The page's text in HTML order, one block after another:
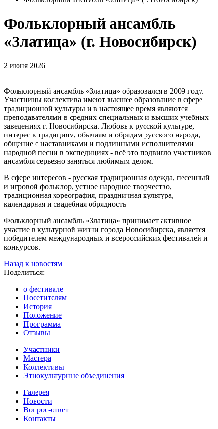
Фольклорный ансамбль
«Златица» (г. Новосибирск)
2 июня 2026
Фольклорный ансамбль «Златица» образовался в 2009 году.
Участницы коллектива имеют высшее образование в сфере
традиционной культуры и в настоящее время являются
преподавателями в средних специальных и высших учебных
заведениях г. Новосибирска. Любовь к русской культуре,
интерес к традициям, обычаям и обрядам русского народа,
общение с наставниками и подлинными исполнителями
народной песни в экспедициях - всё это подвигло участников
ансамбля серьезно заняться любимым делом.
В сфере интересов - русская традиционная одежда, песенный
и игровой фольклор, устное народное творчество,
традиционная хореография, праздничная культура,
календарная и свадебная обрядность.
Фольклорный ансамбль «Златица» принимает активное
участие в культурной жизни города Новосибирска, является
победителем международных и всероссийских фестивалей и
конкурсов.
Назад к новостям
Поделиться:
о фестивале
Посетителям
История
Положение
Программа
Отзывы
Участники
Мастера
Коллективы
Этнокультурные объединения
Галерея
Новости
Вопрос-ответ
Контакты